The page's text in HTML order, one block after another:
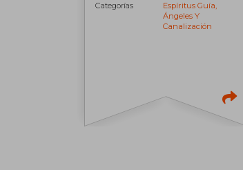
Categorías
Espíritus Guía,
Ángeles Y
Canalización